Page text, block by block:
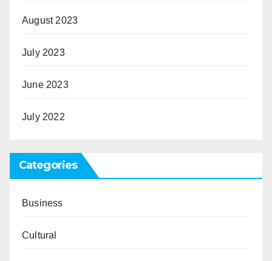
August 2023
July 2023
June 2023
July 2022
Categories
Business
Cultural